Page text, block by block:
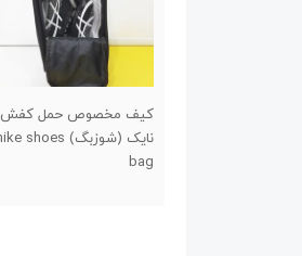
کنز تمرینی تمام ژله ای
نشکن